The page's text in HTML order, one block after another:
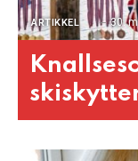
ARTIKKEL 30.